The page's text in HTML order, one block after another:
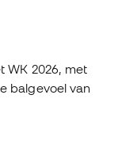
WK 2026, met
balgevoel van